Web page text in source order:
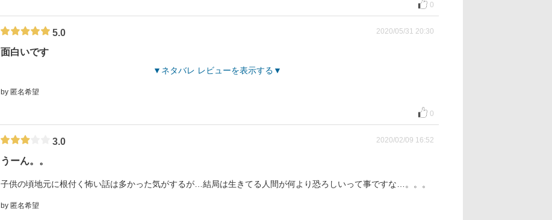
0
5.0 2020/05/31 20:30
面白いです
ネタバレ レビューを表示する
by 匿名希望
0
3.0 2020/02/09 16:52
うーん。。
子供の頃地元に根付く怖い話は多かった気がするが…結局は生きてる人間が何より恐ろしいって事ですな…。。。
by 匿名希望